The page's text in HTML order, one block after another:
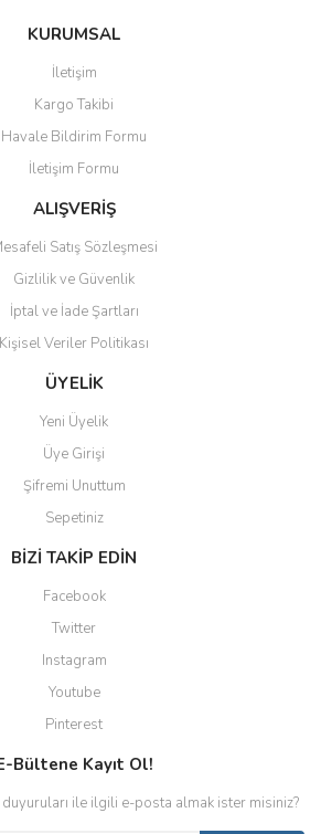
Gönder
KURUMSAL
İletişim
Kargo Takibi
Havale Bildirim Formu
İletişim Formu
ALIŞVERİŞ
Satış Sözleşmesi
Gizlilik ve Güvenlik
İptal ve İade Şartları
Kişisel Veriler Politikası
ÜYELİK
Yeni Üyelik
Üye Girişi
Şifremi Unuttum
Sepetiniz
BİZİ TAKİP EDİN
Facebook
Twitter
Instagram
Youtube
Pinterest
Bültene Kayıt Ol!
duyuruları ile ilgili e-posta almak ister misiniz?